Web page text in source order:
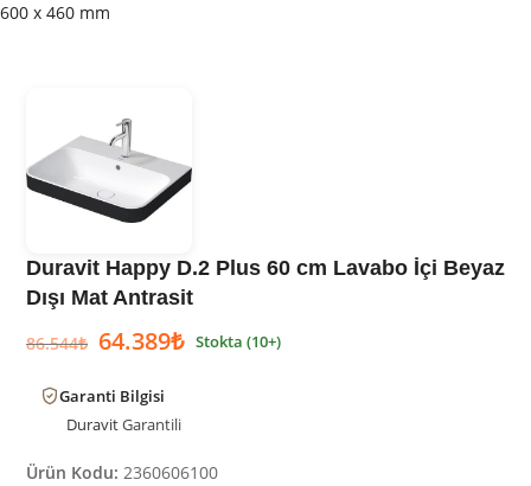
600 x 460 mm
Duravit Happy D.2 Plus 60 cm Lavabo İçi Beyaz
Dışı Mat Antrasit
86.544₺ 64.389₺ Stokta (10+)
Garanti Bilgisi
DuravitGarantili
Ürün Kodu: 2360606100